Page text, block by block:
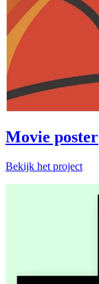
Movie poster
Bekijk het project